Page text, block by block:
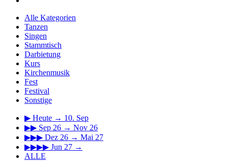
Alle Kategorien
Tanzen
Singen
Stammtisch
Darbietung
Kurs
Kirchenmusik
Fest
Festival
Sonstige
▶ Heute → 10. Sep
▶▶ Sep 26 → Nov 26
▶▶▶ Dez 26 → Mai 27
▶▶▶▶ Jun 27 →
ALLE